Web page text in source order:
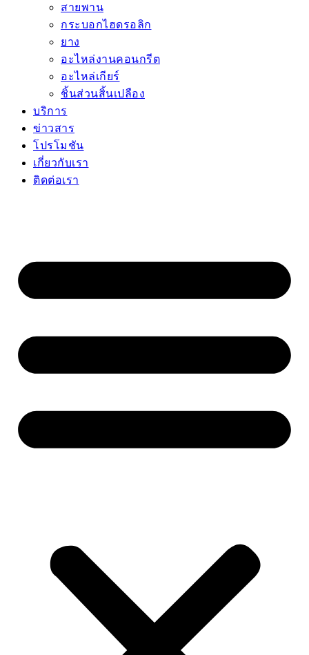
สายพาน
กระบอกไฮดรอลิก
ยาง
อะไหล่งานคอนกรีต
อะไหล่เกียร์
ชิ้นส่วนสิ้นเปลือง
บริการ
ข่าวสาร
โปรโมชัน
เกี่ยวกับเรา
ติดต่อเรา